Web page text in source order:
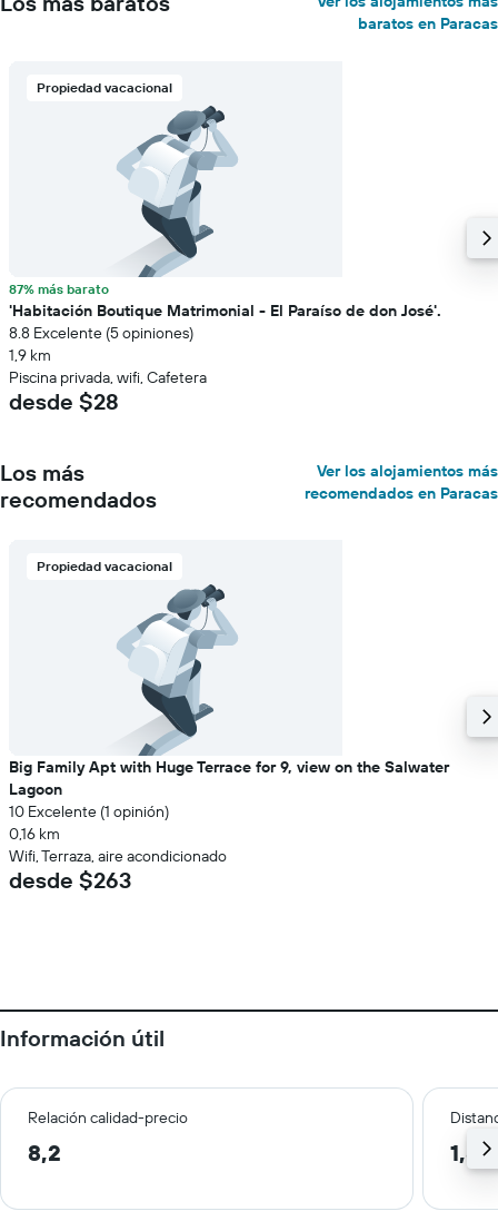
baratos en Paracas
Propiedad vacacional
87% más barato
'Habitación Boutique Matrimonial - El Paraíso de don José'.
8.8 Excelente (5 opiniones)
1,9 km
Piscina privada, wifi, Cafetera
desde $28
Los más
recomendados
Ver los alojamientos más
recomendados en Paracas
Propiedad vacacional
Big Family Apt with Huge Terrace for 9, view on the Salwater
Lagoon
10 Excelente (1 opinión)
0,16 km
Wifi, Terraza, aire acondicionado
desde $263
Información útil
Relación calidad-precio
8,2 1,8